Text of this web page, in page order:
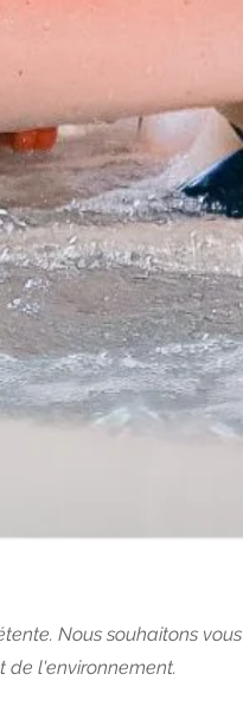
Nous souhaitons vous
de l'environnement.